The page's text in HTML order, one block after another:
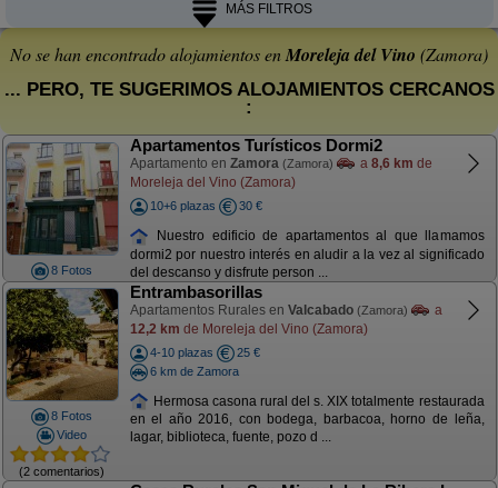
MÁS FILTROS
No se han encontrado alojamientos enMoreleja del Vino (Zamora)
... PERO, TE SUGERIMOS ALOJAMIENTOS CERCANOS
:
8 Fotos
Apartamentos Turísticos Dormi2
Apartamento en Zamora (Zamora) a 8,6 km de
Moreleja del Vino (Zamora)
10+6 plazas 30 €
Nuestro edificio de apartamentos al que llamamos
dormi2 por nuestro interés en aludir a la vez al significado
del descanso y disfrute person ...
8 Fotos
Video
(2 comentarios)
Entrambasorillas
Apartamentos Rurales en Valcabado (Zamora)
a
12,2 km de Moreleja del Vino (Zamora)
4-10 plazas
25 €
6 km de Zamora
Hermosa casona rural del s. XIX totalmente restaurada
en el año 2016, con bodega, barbacoa, horno de leña,
lagar, biblioteca, fuente, pozo d ...